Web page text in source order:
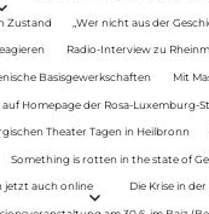
Zustand „Wer nicht aus der
Radio-Interview zu
Basisgewerkschaften Mit
auf Homepage der Rosa-Luxemburg-
Theater Tagen in Heilbronn
Something is rotten in the state of
jetzt auch online Die Krise in